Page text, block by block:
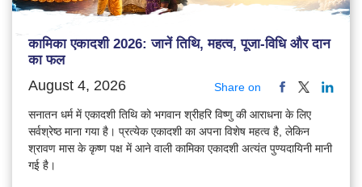
कामिका एकादशी 2026: जानें तिथि, महत्व, पूजा-विधि और दान
का फल
August 4, 2026 Share on
सनातन धर्म में एकादशी तिथि को भगवान श्रीहरि विष्णु की आराधना के लिए
सर्वश्रेष्ठ माना गया है। प्रत्येक एकादशी का अपना विशेष महत्व है, लेकिन
श्रावण मास के कृष्ण पक्ष में आने वाली कामिका एकादशी अत्यंत पुण्यदायिनी मानी
गई है।